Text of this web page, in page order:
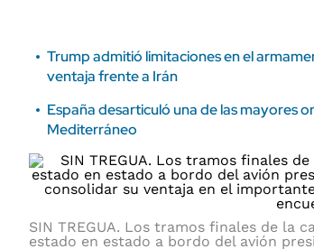
Trump admitió limitaciones en el
ventaja frente a Irán
España desarticuló una de las mayores
Mediterráneo
SIN TREGUA. Los tramos finales de la
estado en estado a bordo del avión